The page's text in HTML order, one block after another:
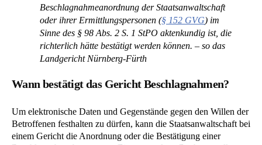
Beschlagnahmeanordnung der Staatsanwaltschaft
oder ihrer Ermittlungspersonen (§ 152 GVG) im
Sinne des § 98 Abs. 2 S. 1 StPO aktenkundig ist, die
richterlich hätte bestätigt werden können. – so das
Landgericht Nürnberg-Fürth
Wann bestätigt das Gericht Beschlagnahmen?
Um elektronische Daten und Gegenstände gegen den Willen der
Betroffenen festhalten zu dürfen, kann die Staatsanwaltschaft bei
einem Gericht die Anordnung oder die Bestätigung einer